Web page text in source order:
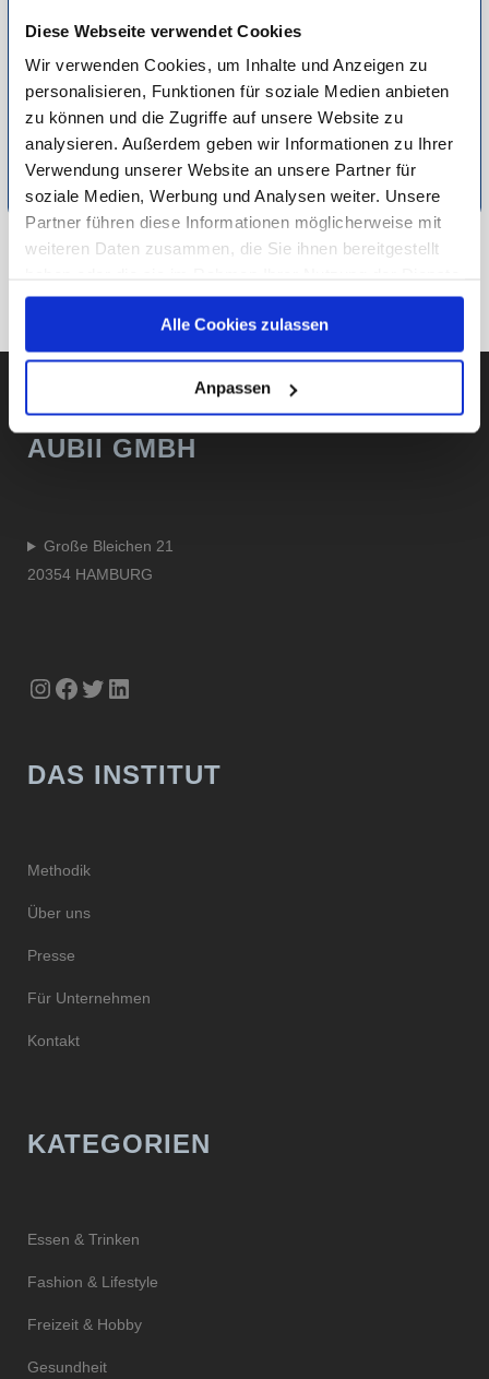
Diese Webseite verwendet Cookies
Wir verwenden Cookies, um Inhalte und Anzeigen zu
personalisieren, Funktionen für soziale Medien anbieten
zu können und die Zugriffe auf unsere Website zu
analysieren. Außerdem geben wir Informationen zu Ihrer
Verwendung unserer Website an unsere Partner für
soziale Medien, Werbung und Analysen weiter. Unsere
Partner führen diese Informationen möglicherweise mit
weiteren Daten zusammen, die Sie ihnen bereitgestellt
gesammelt haben.
Unsere Datenschutzerklärung finden siehier.
Alle Cookies zulassen
Anpassen
Geschenkabo abschließen und für tolle
Überraschungsmomente sorgen. Zeitschriften im
Abonnement bieten eine regelmäßige Informationsquelle mit
vielen Vorteilen und erwecken eine große Leselust.
Detaillierte Informationen zur Durchführung unserer Studien
finden Sie unter
Methodik
AUBII GMBH
Große Bleichen 21
20354 HAMBURG
Instagram
Facebook
Twitter
LinkedIn
DAS INSTITUT
Methodik
Über uns
Presse
Für Unternehmen
Kontakt
KATEGORIEN
Essen & Trinken
Fashion & Lifestyle
Freizeit & Hobby
Gesundheit